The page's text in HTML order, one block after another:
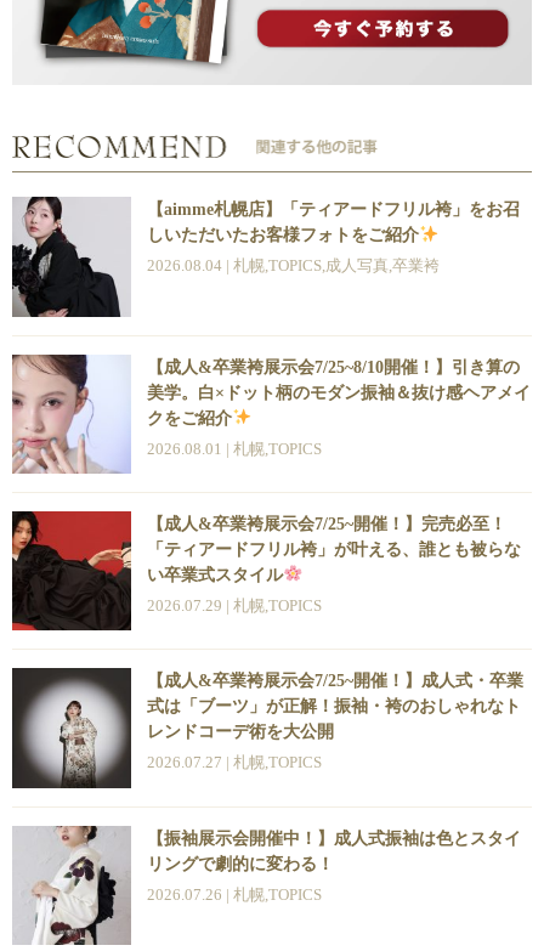
【aimme札幌店】「ティアードフリル袴」をお召
しいただいたお客様フォトをご紹介
2026.08.04 | 札幌,TOPICS,成人写真,卒業袴
【成人&卒業袴展示会7/25~8/10開催！】引き算の
美学。白×ドット柄のモダン振袖＆抜け感ヘアメイ
クをご紹介
2026.08.01 | 札幌 ,TOPICS
【成人&卒業袴展示会7/25~開催！】完売必至！
「ティアードフリル袴」が叶える、誰とも被らな
い卒業式スタイル
2026.07.29 | 札幌 ,TOPICS
【成人&卒業袴展示会7/25~開催！】成人式・卒業
式は「ブーツ」が正解！振袖・袴のおしゃれなト
レンドコーデ術を大公開
2026.07.27 | 札幌,TOPICS
【振袖展示会開催中！】成人式振袖は色とスタイ
リングで劇的に変わる！
2026.07.26 | 札幌 ,TOPICS